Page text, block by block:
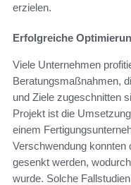
erzielen.
Erfolgreiche
Viele Unternehmen
Beratungsmaßnahmen,
und Ziele zugeschnitten
Projekt ist die
einem
Verschwendung konnten
gesenkt werden,
wurde. Solche